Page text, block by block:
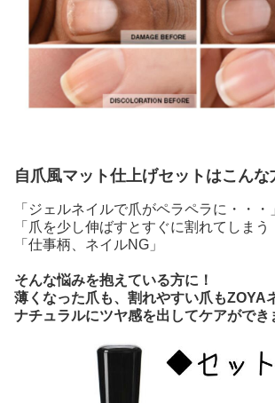
自爪風マット仕上げセットはこん
「ジェルネイルで爪がペラペラに・・・
「爪を少し伸ばすとすぐに割れてしまう
「仕事柄、ネイルNG」
そんな悩みを抱えている方に！
薄くなった爪も、割れやすい爪もZOYA
ナチュラルにツヤ感を出してケアができ